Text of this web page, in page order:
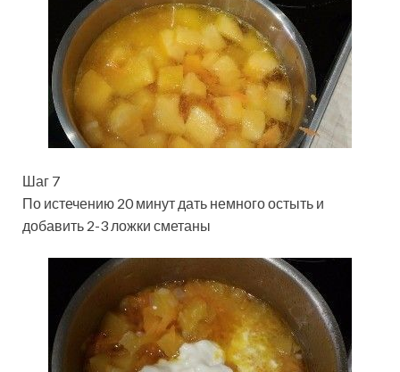
Шаг 7
По истечению 20 минут дать немного остыть и
добавить 2-3 ложки сметаны